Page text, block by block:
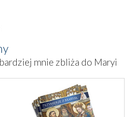
mnie zbliża do Maryi